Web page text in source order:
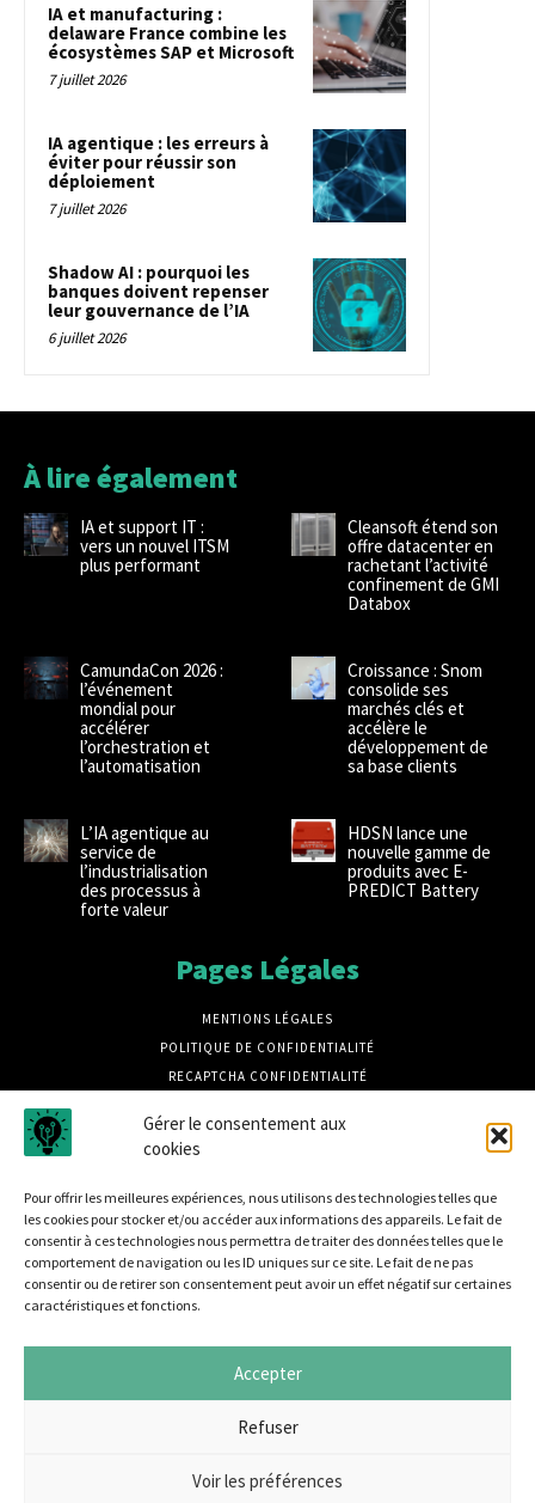
Gérer le consentement aux
cookies
Pour offrir les meilleures expériences, nous utilisons des technologies telles que
les cookies pour stocker et/ou accéder aux informations des appareils. Le fait de
consentir à ces technologies nous permettra de traiter des données telles que le
comportement de navigation ou les ID uniques sur ce site. Le fait de ne pas
consentir ou de retirer son consentement peut avoir un effet négatif sur certaines
caractéristiques et fonctions.
Accepter
Refuser
Voir les préférences
IA et manufacturing :
delaware France combine les
écosystèmes SAP et Microsoft
7 juillet 2026
IA agentique : les erreurs à
éviter pour réussir son
déploiement
7 juillet 2026
Shadow AI : pourquoi les
banques doivent repenser
leur gouvernance de l’IA
6 juillet 2026
et à L'actualité des entreprises innovantes, retrouvez des
tribunes, des produits, des retours d'utilisateurs, des
évènements, des livres blancs et les nominations du
secteur. Retrouvez toutes les informations sur les
À lire également
IA et support IT :
vers un nouvel ITSM
plus performant
Cleansoft étend son
offre datacenter en
rachetant l’activité
confinement de GMI
Databox
CamundaCon 2026 :
l’événement
mondial pour
accélérer
l’orchestration et
l’automatisation
Croissance : Snom
consolide ses
marchés clés et
accélère le
développement de
sa base clients
L’IA agentique au
service de
l’industrialisation
des processus à
forte valeur
HDSN lance une
nouvelle gamme de
produits avec E-
PREDICT Battery
Pages Légales
MENTIONS LÉGALES
POLITIQUE DE CONFIDENTIALITÉ
RECAPTCHA CONFIDENTIALITÉ
CRÉDITS PHOTOS MAGNIFIC